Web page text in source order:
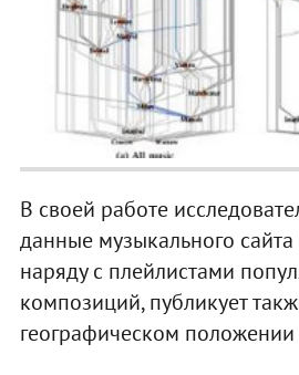
В своей работе
данные музыкального
наряду с плейлистами
композиций, публикует
географическом положении